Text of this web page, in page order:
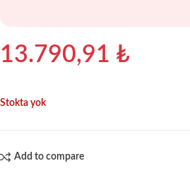
13.790,91 ₺
Stokta yok
Add to compare